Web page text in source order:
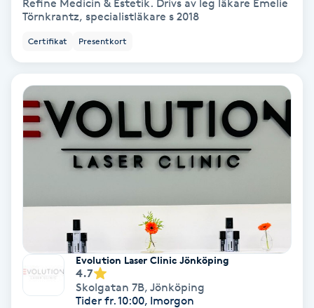
Läpptatuering
Makeup
Manikyr & Pedikyr
Medicinsk massage
Meditation
Refine Medicin & Estetik. Drivs av leg läkare Emelie
Törnkrantz, specialistläkare s 2018
Certifikat Presentkort
Evolution Laser Clinic Jönköping
4.7
Skolgatan 7B, Jönköping
Tider fr. 10:00, Imorgon